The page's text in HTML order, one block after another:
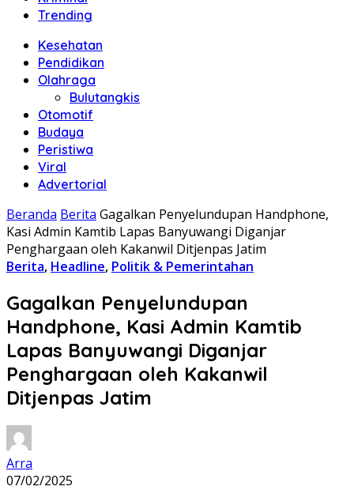
Trending
Kesehatan
Pendidikan
Olahraga
Bulutangkis
Otomotif
Budaya
Peristiwa
Viral
Advertorial
Beranda Berita Gagalkan Penyelundupan Handphone,
Kasi Admin Kamtib Lapas Banyuwangi Diganjar
Penghargaan oleh Kakanwil Ditjenpas Jatim
Berita, Headline, Politik & Pemerintahan
Gagalkan Penyelundupan
Handphone, Kasi Admin Kamtib
Lapas Banyuwangi Diganjar
Penghargaan oleh Kakanwil
Ditjenpas Jatim
Arra
07/02/2025